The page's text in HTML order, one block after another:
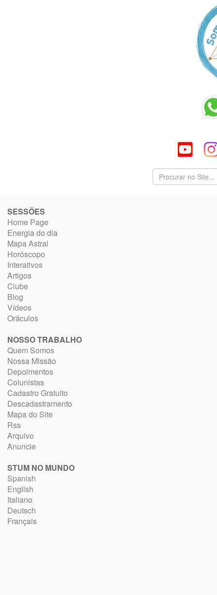
SESSÕES
Home Page
Energia do dia
Mapa Astral
Horóscopo
Interativos
Artigos
Clube
Blog
Vídeos
Oráculos
NOSSO TRABALHO
Quem Somos
Nossa Missão
Depoimentos
Colunistas
Cadastro Gratuito
Descadastramento
Mapa do Site
Rss
Arquivo
Anuncie
STUM NO MUNDO
Spanish
English
Italiano
Deutsch
Français